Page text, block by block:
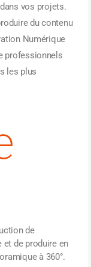
vos projets.
du contenu
Numérique
professionnels
les plus
de
et de produire en
à 360°.